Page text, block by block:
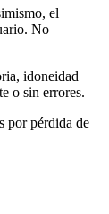
el
No
idoneidad
o sin errores.
por pérdida de